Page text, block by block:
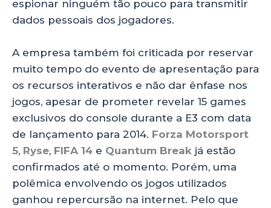
espionar ninguém tão pouco para transmitir
dados pessoais dos jogadores.
A empresa também foi criticada por reservar
muito tempo do evento de apresentação para
os recursos interativos e não dar ênfase nos
jogos, apesar de prometer revelar 15 games
exclusivos do console durante a E3 com data
de lançamento para 2014. Forza Motorsport
5, Ryse, FIFA 14 e Quantum Break já estão
confirmados até o momento. Porém, uma
polêmica envolvendo os jogos utilizados
ganhou repercursão na internet. Pelo que